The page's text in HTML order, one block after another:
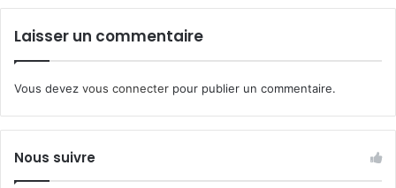
Laisser un commentaire
Vous devez vous connecter pour publier un commentaire.
Nous suivre